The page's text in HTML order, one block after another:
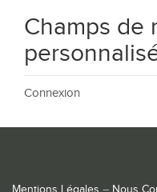
Champs de
Connexion
Mentions Légales – Nous